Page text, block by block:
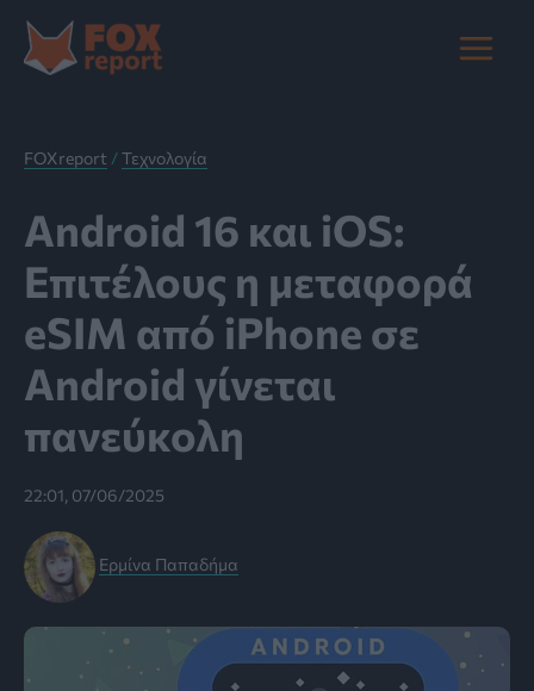
στο
περιεχόμενο
Main
FOXreport /Τεχνολογία
Android 16 και iOS:
Επιτέλους η μεταφορά
eSIM από iPhone σε
Android γίνεται
πανεύκολη
22:01, 07/06/2025
Ερμίνα Παπαδήμα